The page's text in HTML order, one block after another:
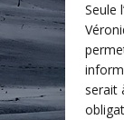
Seule
serait